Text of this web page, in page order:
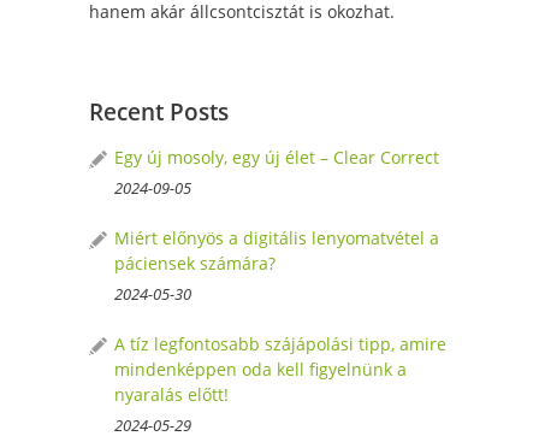
hanem akár állcsontcisztát is okozhat.
Recent Posts
Egy új mosoly, egy új élet – Clear Correct
2024-09-05
Miért előnyös a digitális lenyomatvétel a
páciensek számára?
2024-05-30
A tíz legfontosabb szájápolási tipp, amire
mindenképpen oda kell figyelnünk a
nyaralás előtt!
2024-05-29